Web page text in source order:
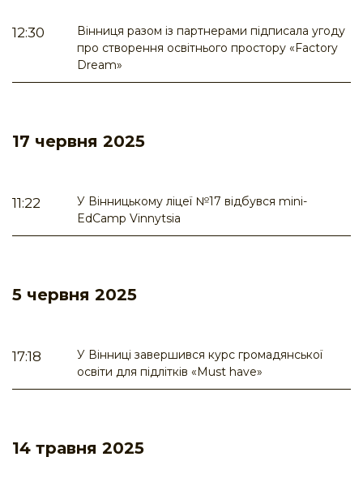
12:30
Вінниця разом із партнерами підписала угоду
про створення освітнього простору «Factory
Dream»
17 червня 2025
11:22
У Вінницькому ліцеї №17 відбувся mini-
EdCamp Vinnytsia
5 червня 2025
17:18
У Вінниці завершився курс громадянської
освіти для підлітків «Must have»
14 травня 2025